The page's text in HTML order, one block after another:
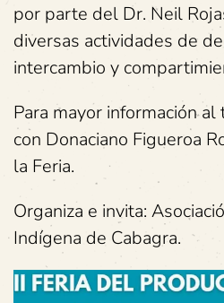
por parte del Dr. Neil
diversas actividades de
intercambio y
Para mayor información
con Donaciano Figueroa
la Feria.
Organiza e invita:
Indígena de Cabagra.